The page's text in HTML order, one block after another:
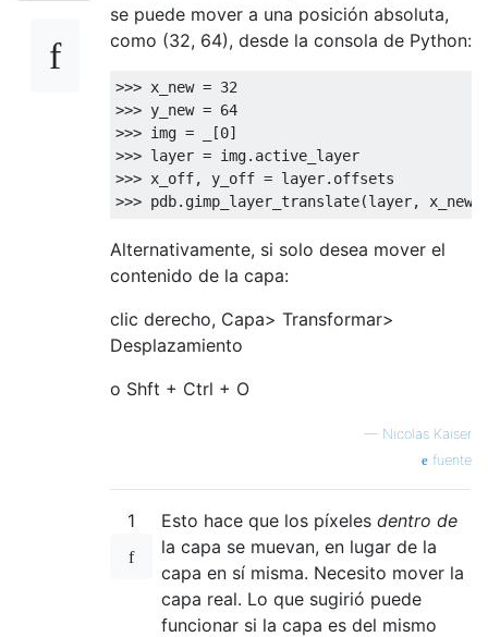
se puede mover a una posición absoluta,
como (32, 64), desde la consola de Python:
>>> x_new = 32
>>> y_new = 64
>>> img = _[0]
>>> layer = img.active_layer
>>> x_off, y_off = layer.offsets
Alternativamente, si solo desea mover el
contenido de la capa:
clic derecho, Capa> Transformar>
Desplazamiento
o Shft + Ctrl + O
— Nicolas Kaiser
fuente
1 Esto hace que los píxeles dentro de
la capa se muevan, en lugar de la
capa en sí misma. Necesito mover la
capa real. Lo que sugirió puede
funcionar si la capa es del mismo